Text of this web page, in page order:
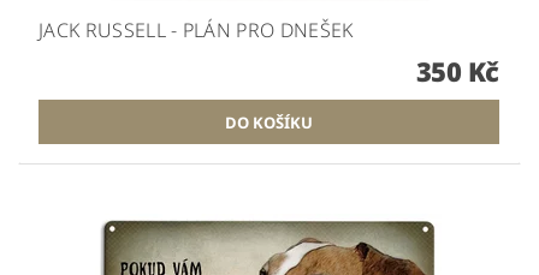
JACK RUSSELL - PLÁN PRO DNEŠEK
350 Kč